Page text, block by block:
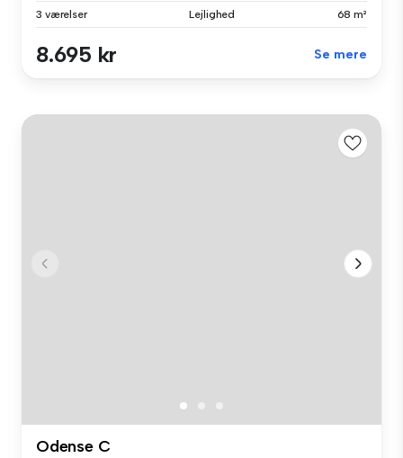
3 værelser Lejlighed 68 m²
8.695 kr Se mere
Odense C